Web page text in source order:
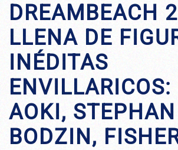
DREAMBEACH
LLENA DE
INÉDITAS
ENVILLARICOS:
AOKI, STEPHAN
BODZIN,